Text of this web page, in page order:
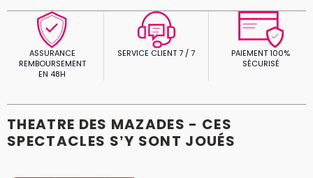
ASSURANCE
REMBOURSEMENT
EN 48H
SERVICE CLIENT 7 / 7
PAIEMENT 100%
SÉCURISÉ
THEATRE DES MAZADES - CES
SPECTACLES S’Y SONT JOUÉS